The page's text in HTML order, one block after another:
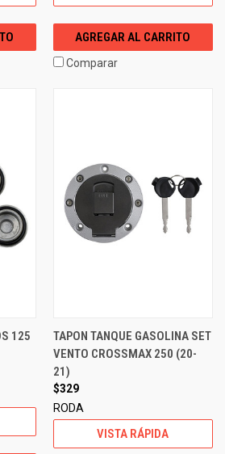
AGREGAR AL CARRITO
Comparar
125
TAPON TANQUE GASOLINA SET
VENTO CROSSMAX 250 (20-
21)
$329
RODA
VISTA RÁPIDA